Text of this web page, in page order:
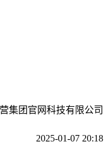
集团官网科技有限公司
2025-01-07 20:18